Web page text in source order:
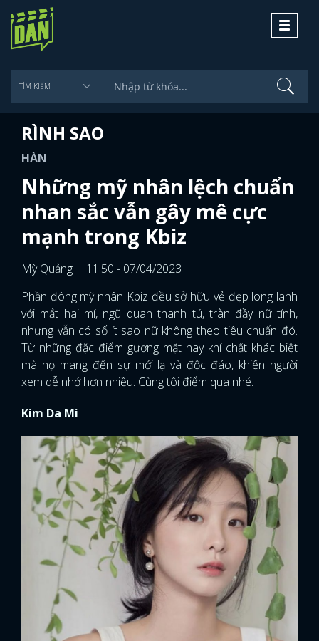
Toggle
RÌNH SAO
HÀN
Những mỹ nhân lệch chuẩn
nhan sắc vẫn gây mê cực
mạnh trong Kbiz
Mỳ Quảng
11:50 - 07/04/2023
Phần đông mỹ nhân Kbiz đều sở hữu vẻ đẹp long lanh
với mắt hai mí, ngũ quan thanh tú, tràn đầy nữ tính,
nhưng vẫn có số ít sao nữ không theo tiêu chuẩn đó.
Từ những đặc điểm gương mặt hay khí chất khác biệt
mà họ mang đến sự mới lạ và độc đáo, khiến người
xem dễ nhớ hơn nhiều. Cùng tôi điểm qua nhé.
Kim Da Mi